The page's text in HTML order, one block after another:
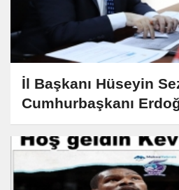
İl Başkanı Hüseyin
Cumhurbaşkanı